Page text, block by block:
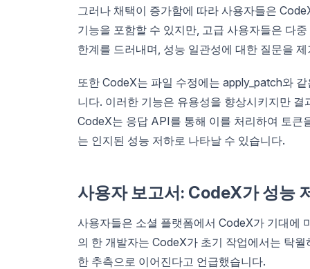
그러나 채택이 증가함에 따라 사용자들은
기능을 포함할 수 있지만, 고급 사용자들은 다
한계를 드러내며, 성능 일관성에 대한 질문을
또한 CodeX는 파일 수정에는 apply_patch와
니다. 이러한 기능은 유용성을 향상시키지만
CodeX는 응답 API를 통해 이를 처리하여 토큰
는 인지된 성능 저하로 나타날 수 있습니다.
사용자 보고서: CodeX가 성능
사용자들은 소셜 플랫폼에서 CodeX가 기대에
의 한 개발자는 CodeX가 초기 작업에서는 탁
한 추측으로 이어진다고 언급했습니다.